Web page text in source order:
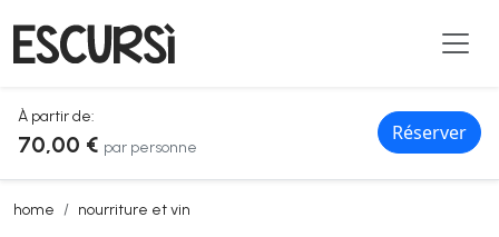
À partir de:
70,00 € par personne
Réserver
home nourriture et vin
bonorva: découvrez une exploitation agricole avec déjeuner